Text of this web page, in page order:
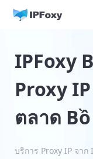
IPFoxy
Proxy
ตลาด
บริการ Proxy IP จา